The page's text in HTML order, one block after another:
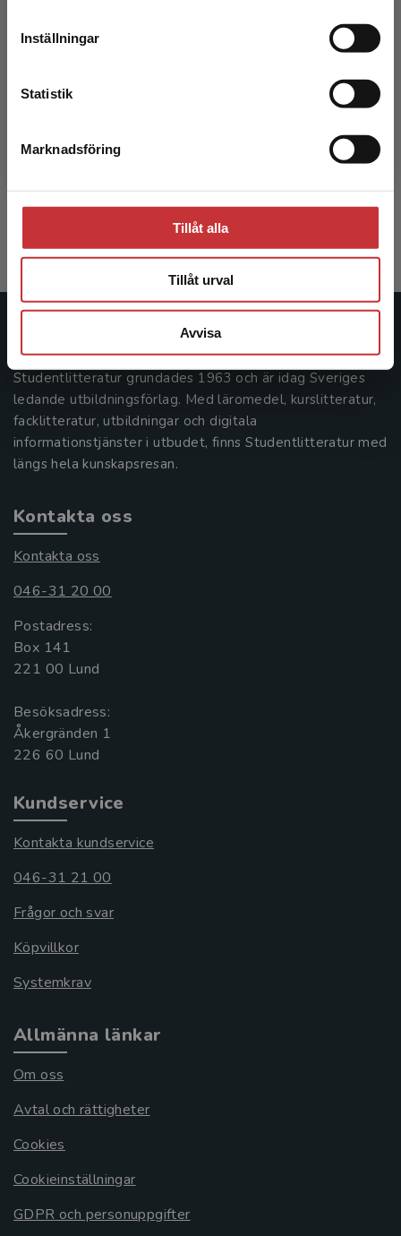
Inställningar
Statistik
Marknadsföring
Tillåt alla
Tillåt urval
Avvisa
Sociologins klassiker
261 krinkl. moms
Studentlitteratur grundades 1963 och är idag Sveriges
ledande utbildningsförlag. Med läromedel, kurslitteratur,
facklitteratur, utbildningar och digitala
informationstjänster i utbudet, finns Studentlitteratur med
längs hela kunskapsresan.
Kontakta oss
Kontakta oss
046-31 20 00
Postadress:
Box 141
221 00 Lund
Besöksadress:
Åkergränden 1
Kundservice
Kontakta kundservice
046-31 21 00
Frågor och svar
Köpvillkor
Systemkrav
Allmänna länkar
Om oss
Avtal och rättigheter
Cookies
Cookieinställningar
GDPR och personuppgifter